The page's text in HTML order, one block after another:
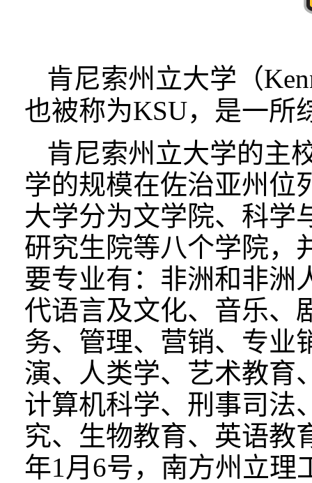
肯尼索州立大学（
也被称为KSU，是一所
肯尼索州立大学的主
学的规模在佐治亚州位
大学分为文学院、科学
研究生院等八个学院，
要专业有：非洲和非洲
代语言及文化、音乐、
务、管理、营销、专业
演、人类学、艺术教育
计算机科学、刑事司法
究、生物教育、英语教
年1月6号，南方州立理